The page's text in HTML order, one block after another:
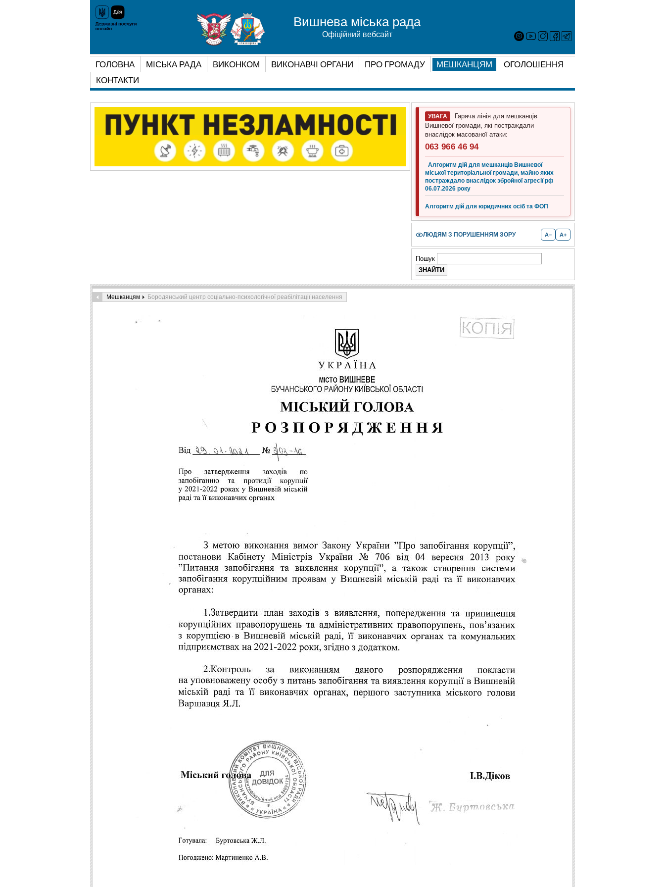
ГОЛОВНА МІСЬКА РАДА ВИКОНКОМ ВИКОНАВЧІ ОРГАНИ ПРО ГРОМАДУ МЕШКАНЦЯМ
ОГОЛОШЕННЯ
КОНТАКТИ
Вишнева міська рада
Офіційний вебсайт
УВАГА
Гаряча лінія для мешканців
Вишневої громади, які постраждали
внаслідок масованої атаки:
063 966 46 94
Алгоритм дій для мешканців Вишневої
міської територіальної громади, майно яких
постраждало внаслідок збройної агресії рф
06.07.2026 року
Алгоритм дій для юридичних осіб та ФОП
ЛЮДЯМ З ПОРУШЕННЯМ ЗОРУ A− A+
Пошук
Мешканцям Бородянський центр соціально-психологічної реабілітації населення